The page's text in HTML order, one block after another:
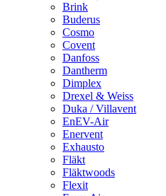
Brink
Buderus
Cosmo
Covent
Danfoss
Dantherm
Dimplex
Drexel & Weiss
Duka / Villavent
EnEV-Air
Enervent
Exhausto
Fläkt
Fläktwoods
Flexit